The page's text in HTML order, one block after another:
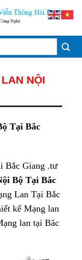
NỘI
Tại Bắc
Bắc Giang .tư
Bộ Tại Bắc
Lan Tại Bắc
kế Mạng lan
lan tại Băc